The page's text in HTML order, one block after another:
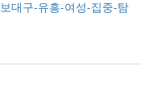
대구-유흥-여성-집중-탐